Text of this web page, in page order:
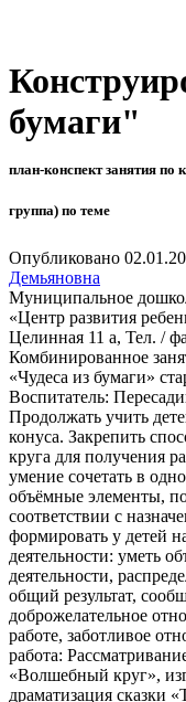
бумаги"
план-конспект занятия
группа) по теме
Опубликовано
Демьяновна
Муниципальное
«Центр развития
Целинная 11 а, Тел. /
Комбинированное
«Чудеса из бумаги»
Воспитатель:
Продолжать учить
конуса. Закрепить
круга для получения
умение сочетать в
объёмные элементы,
соответствии с
формировать у детей
деятельности: уметь
деятельности,
общий результат,
доброжелательное
работе, заботливое
работа:
«Волшебный круг»,
драматизация сказки